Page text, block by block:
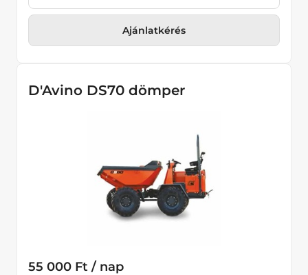
Ajánlatkérés
D'Avino DS70 dömper
55 000 Ft / nap